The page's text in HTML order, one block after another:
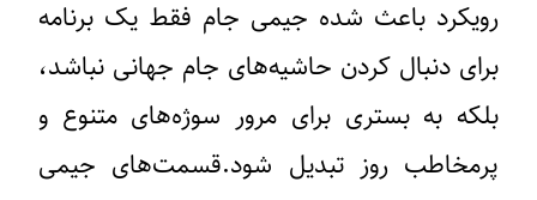
رویکرد باعث شده جیمی جام فقط یک برنامه
برای دنبال کردن حاشیه‌های جام جهانی نباشد،
بلکه به بستری برای مرور سوژه‌های متنوع و
پرمخاطب روز تبدیل شود.قسمت‌های جیمی